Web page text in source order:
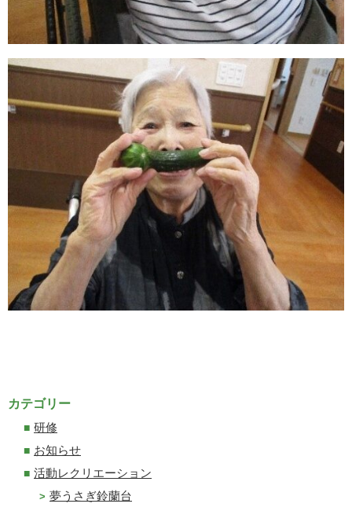
カテゴリー
研修
お知らせ
活動レクリエーション
夢うさぎ鈴蘭台